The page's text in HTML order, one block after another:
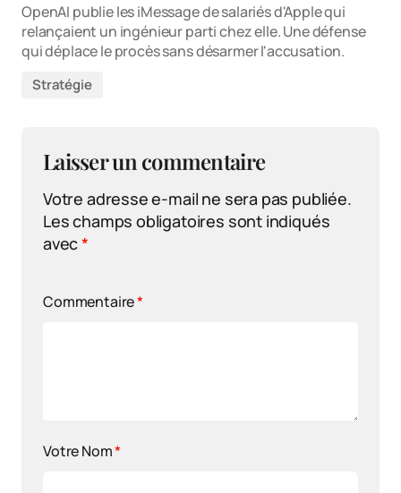
OpenAI publie les iMessage de salariés d'Apple qui
relançaient un ingénieur parti chez elle. Une défense
qui déplace le procès sans désarmer l'accusation.
Stratégie
Laisser un commentaire
Votre adresse e-mail ne sera pas publiée.
Les champs obligatoires sont indiqués
avec*
Commentaire*
Votre Nom*